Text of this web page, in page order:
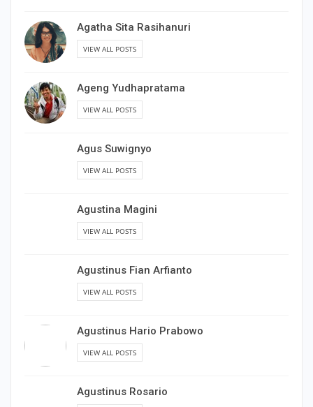
Agatha Sita Rasihanuri
VIEW ALL POSTS
Ageng Yudhapratama
VIEW ALL POSTS
Agus Suwignyo
VIEW ALL POSTS
Agustina Magini
VIEW ALL POSTS
Agustinus Fian Arfianto
VIEW ALL POSTS
Agustinus Hario Prabowo
VIEW ALL POSTS
Agustinus Rosario